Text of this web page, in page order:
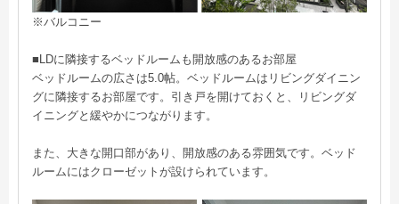
※バルコニー
■LDに隣接するベッドルームも開放感のあるお部屋
ベッドルームの広さは5.0帖。ベッドルームはリビングダイニン
グに隣接するお部屋です。引き戸を開けておくと、リビングダ
イニングと緩やかにつながります。
また、大きな開口部があり、開放感のある雰囲気です。ベッド
ルームにはクローゼットが設けられています。